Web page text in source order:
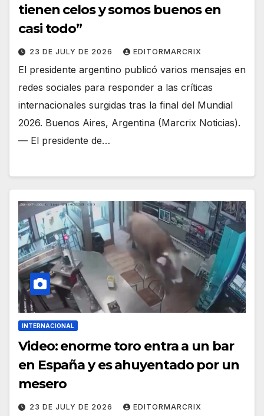
tienen celos y somos buenos en
casi todo”
23 DE JULY DE 2026 EDITORMARCRIX
El presidente argentino publicó varios mensajes en
redes sociales para responder a las críticas
internacionales surgidas tras la final del Mundial
2026. Buenos Aires, Argentina (Marcrix Noticias).
— El presidente de…
INTERNACIONAL
Video: enorme toro entra a un bar
en España y es ahuyentado por un
mesero
23 DE JULY DE 2026 EDITORMARCRIX